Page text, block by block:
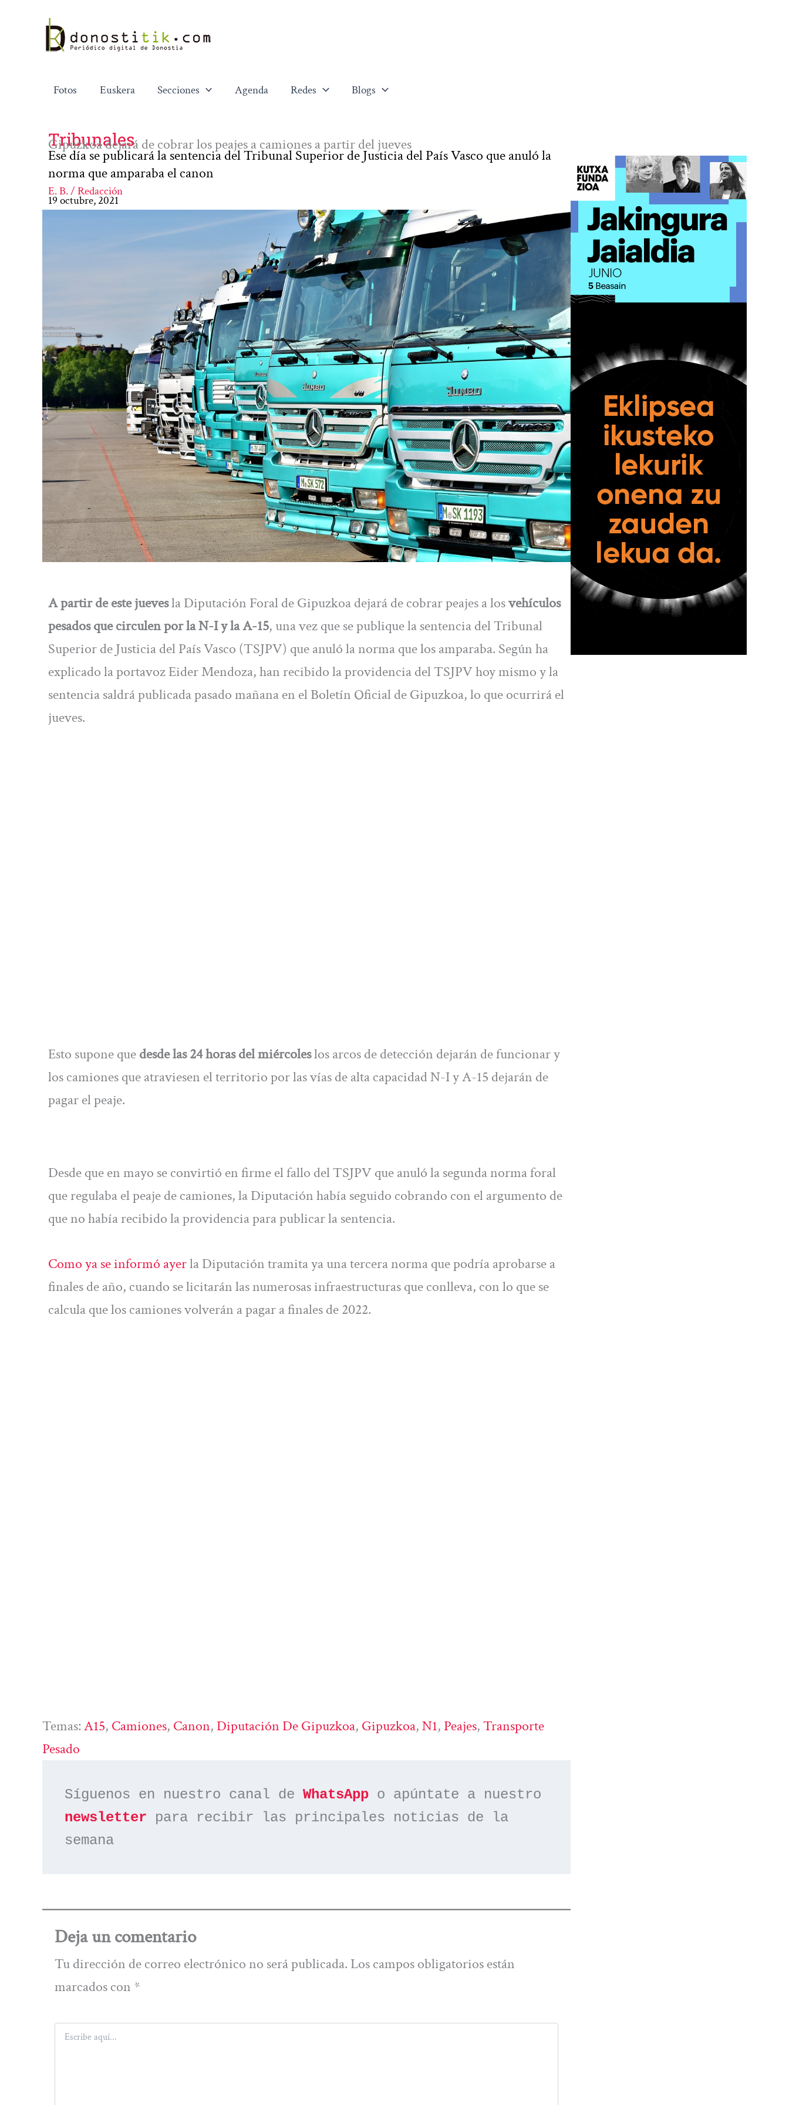
contenido
Fotos Euskera Secciones Agenda Redes Blogs
Tribunales
Gipuzkoa dejará de cobrar los peajes a camiones a partir del jueves
Ese día se publicará la sentencia del Tribunal Superior de Justicia del País Vasco que anuló la
norma que amparaba el canon
E. B. / Redacción
19 octubre, 2021
A partir de este juevesla Diputación Foral de Gipuzkoa dejará de cobrar peajes a losvehículos
pesados que circulen por la N-I y la A-15, una vez que se publique la sentencia del Tribunal
Superior de Justicia del País Vasco (TSJPV) que anuló la norma que los amparaba. Según ha
explicado la portavoz Eider Mendoza, han recibido la providencia del TSJPV hoy mismo y la
sentencia saldrá publicada pasado mañana en el Boletín Oficial de Gipuzkoa, lo que ocurrirá el
jueves.
Esto supone quedesde las 24 horas del miércoleslos arcos de detección dejarán de funcionar y
los camiones que atraviesen el territorio por las vías de alta capacidad N-I y A-15 dejarán de
pagar el peaje.
Desde que en mayo se convirtió en firme el fallo del TSJPV que anuló la segunda norma foral
que regulaba el peaje de camiones, la Diputación había seguido cobrando con el argumento de
que no había recibido la providencia para publicar la sentencia.
Como ya se informó ayerla Diputación tramita ya una tercera norma que podría aprobarse a
finales de año, cuando se licitarán las numerosas infraestructuras que conlleva, con lo que se
calcula que los camiones volverán a pagar a finales de 2022.
Temas:A15, Camiones, Canon, Diputación De Gipuzkoa, Gipuzkoa, N1, Peajes, Transporte
Pesado
Síguenos en nuestro canal de WhatsApp
newsletter para recibir las principales noticias de la
semana
Deja un comentario
Tu dirección de correo electrónico no será publicada. Los campos obligatorios están
marcados con *
Escribe
aquí...